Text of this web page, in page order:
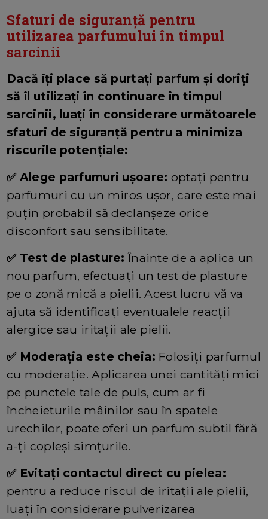
Sfaturi de siguranță pentru
utilizarea parfumului în timpul
sarcinii
Dacă îți place să purtați parfum și doriți
să îl utilizați în continuare în timpul
sarcinii, luați în considerare următoarele
sfaturi de siguranță pentru a minimiza
riscurile potențiale:
✅ Alege parfumuri ușoare: optați pentru
parfumuri cu un miros ușor, care este mai
puțin probabil să declanșeze orice
disconfort sau sensibilitate.
✅ Test de plasture: Înainte de a aplica un
nou parfum, efectuați un test de plasture
pe o zonă mică a pielii. Acest lucru vă va
ajuta să identificați eventualele reacții
alergice sau iritații ale pielii.
✅ Moderația este cheia: Folosiți parfumul
cu moderație. Aplicarea unei cantități mici
pe punctele tale de puls, cum ar fi
încheieturile mâinilor sau în spatele
urechilor, poate oferi un parfum subtil fără
a-ți copleși simțurile.
✅ Evitați contactul direct cu pielea:
pentru a reduce riscul de iritații ale pielii,
luați în considerare pulverizarea